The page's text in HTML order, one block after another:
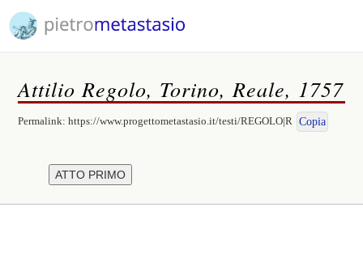
Attilio Regolo, Torino, Reale, 1757
Permalink:https://www.progettometastasio.it/testi/REGOLO|R Copia